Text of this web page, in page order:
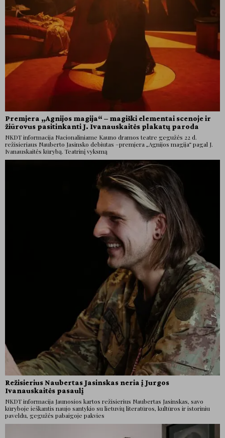
Premjera „Agnijos magija“ – magiški elementai scenoje ir
žiūrovus pasitinkanti J. Ivanauskaitės plakatų paroda
NKDT informacija Nacionaliniame Kauno dramos teatre gegužės 22 d.
režisieriaus Nauberto Jasinsko debiutas –premjera „Agnijos magija“ pagal J.
Ivanauskaitės kūrybą. Teatrinį vyksmą
Režisierius Naubertas Jasinskas neria į Jurgos
Ivanauskaitės pasaulį
NKDT informacija Jaunosios kartos režisierius Naubertas Jasinskas, savo
kūryboje ieškantis naujo santykio su lietuvių literatūros, kultūros ir istoriniu
paveldu, gegužės pabaigoje pakvies